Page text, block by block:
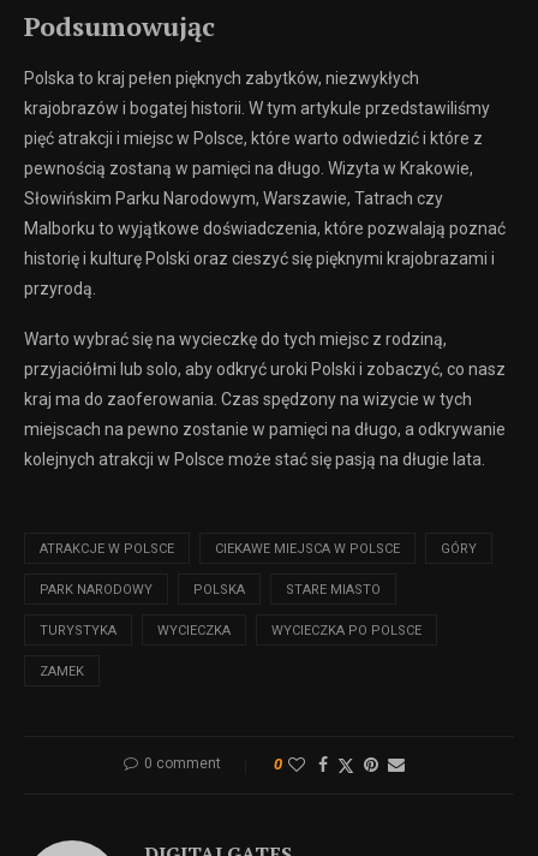
Podsumowując
Polska to kraj pełen pięknych zabytków, niezwykłych
krajobrazów i bogatej historii. W tym artykule przedstawiliśmy
pięć atrakcji i miejsc w Polsce, które warto odwiedzić i które z
pewnością zostaną w pamięci na długo. Wizyta w Krakowie,
Słowińskim Parku Narodowym, Warszawie, Tatrach czy
Malborku to wyjątkowe doświadczenia, które pozwalają poznać
historię i kulturę Polski oraz cieszyć się pięknymi krajobrazami i
przyrodą.
Warto wybrać się na wycieczkę do tych miejsc z rodziną,
przyjaciółmi lub solo, aby odkryć uroki Polski i zobaczyć, co nasz
kraj ma do zaoferowania. Czas spędzony na wizycie w tych
miejscach na pewno zostanie w pamięci na długo, a odkrywanie
kolejnych atrakcji w Polsce może stać się pasją na długie lata.
ATRAKCJE W POLSCE CIEKAWE MIEJSCA W POLSCE GÓRY
PARK NARODOWY POLSKA STARE MIASTO
TURYSTYKA WYCIECZKA WYCIECZKA PO POLSCE
ZAMEK
0 comment 0